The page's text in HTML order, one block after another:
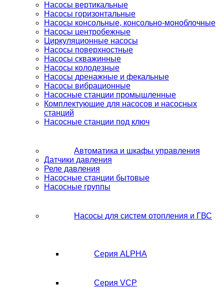
Насосы вертикальные
Насосы горизонтальные
Насосы консольные, консольно-моноблочные
Насосы центробежные
Циркуляционные насосы
Насосы поверхностные
Насосы скважинные
Насосы колодезные
Насосы дренажные и фекальные
Насосы вибрационные
Насосные станции промышленные
Комплектующие для насосов и насосных
станций
Насосные станции под ключ
Автоматика и шкафы управления
Датчики давления
Реле давления
Насосные станции бытовые
Насосные группы
Насосы для систем отопления и ГВС
Серия ALPHA
Серия VCP